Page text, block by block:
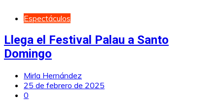
Espectáculos
Llega el Festival Palau a Santo
Domingo
Mirla Hernández
25 de febrero de 2025
0